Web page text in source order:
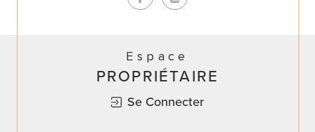
Espace
PROPRIÉTAIRE
Se Connecter